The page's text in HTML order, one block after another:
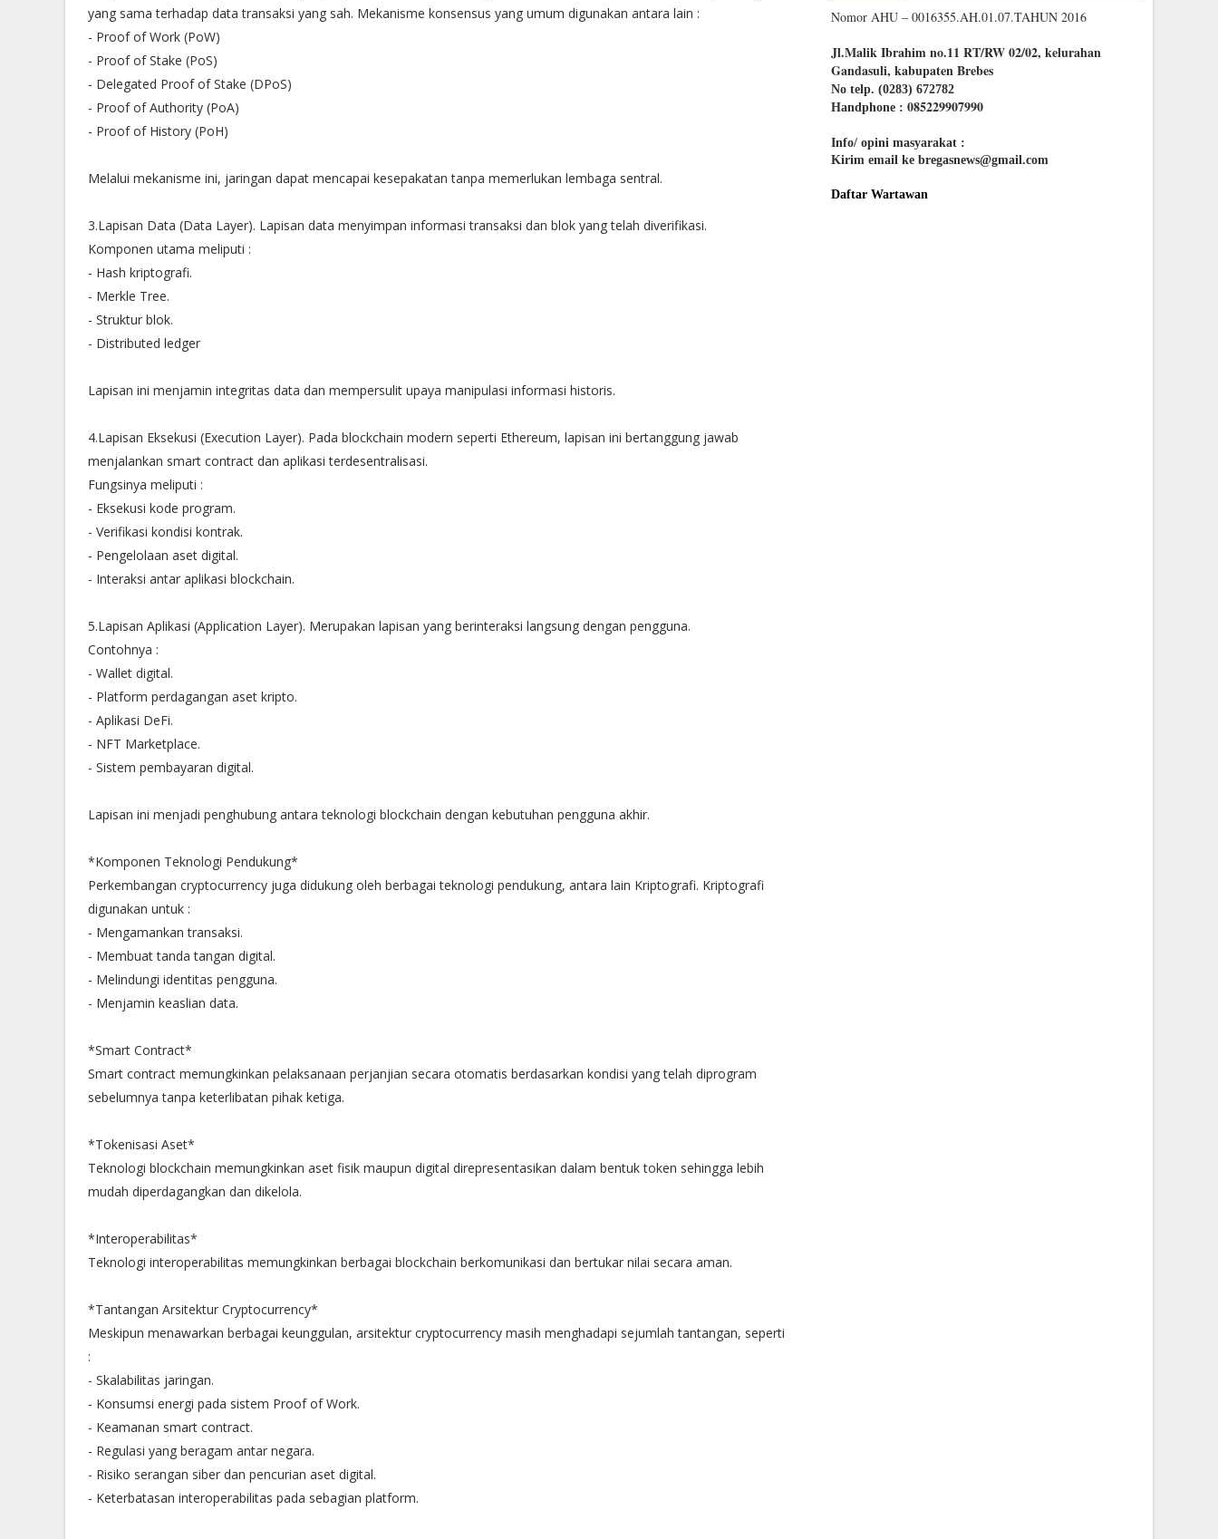
yang sama terhadap data transaksi yang sah. Mekanisme konsensus yang umum digunakan antara lain :
- Proof of Work (PoW)
- Proof of Stake (PoS)
- Delegated Proof of Stake (DPoS)
- Proof of Authority (PoA)
- Proof of History (PoH)
Melalui mekanisme ini, jaringan dapat mencapai kesepakatan tanpa memerlukan lembaga sentral.
3.Lapisan Data (Data Layer). Lapisan data menyimpan informasi transaksi dan blok yang telah diverifikasi.
Komponen utama meliputi :
- Hash kriptografi.
- Merkle Tree.
- Struktur blok.
- Distributed ledger
Lapisan ini menjamin integritas data dan mempersulit upaya manipulasi informasi historis.
4.Lapisan Eksekusi (Execution Layer). Pada blockchain modern seperti Ethereum, lapisan ini bertanggung jawab
menjalankan smart contract dan aplikasi terdesentralisasi.
Fungsinya meliputi :
- Eksekusi kode program.
- Verifikasi kondisi kontrak.
- Pengelolaan aset digital.
- Interaksi antar aplikasi blockchain.
5.Lapisan Aplikasi (Application Layer). Merupakan lapisan yang berinteraksi langsung dengan pengguna.
Contohnya :
- Wallet digital.
- Platform perdagangan aset kripto.
- Aplikasi DeFi.
- NFT Marketplace.
- Sistem pembayaran digital.
Lapisan ini menjadi penghubung antara teknologi blockchain dengan kebutuhan pengguna akhir.
*Komponen Teknologi Pendukung*
Perkembangan cryptocurrency juga didukung oleh berbagai teknologi pendukung, antara lain Kriptografi. Kriptografi
digunakan untuk :
- Mengamankan transaksi.
- Membuat tanda tangan digital.
- Melindungi identitas pengguna.
- Menjamin keaslian data.
*Smart Contract*
Smart contract memungkinkan pelaksanaan perjanjian secara otomatis berdasarkan kondisi yang telah diprogram
sebelumnya tanpa keterlibatan pihak ketiga.
*Tokenisasi Aset*
Teknologi blockchain memungkinkan aset fisik maupun digital direpresentasikan dalam bentuk token sehingga lebih
mudah diperdagangkan dan dikelola.
*Interoperabilitas*
Teknologi interoperabilitas memungkinkan berbagai blockchain berkomunikasi dan bertukar nilai secara aman.
*Tantangan Arsitektur Cryptocurrency*
Meskipun menawarkan berbagai keunggulan, arsitektur cryptocurrency masih menghadapi sejumlah tantangan, seperti
:
- Skalabilitas jaringan.
- Konsumsi energi pada sistem Proof of Work.
- Keamanan smart contract.
- Regulasi yang beragam antar negara.
- Risiko serangan siber dan pencurian aset digital.
- Keterbatasan interoperabilitas pada sebagian platform.
Nomor AHU – 0016355.AH.01.07.TAHUN 2016
Jl.Malik Ibrahim no.11 RT/RW 02/02, kelurahan
Gandasuli, kabupaten Brebes
No telp. (0283) 672782
Handphone : 085229907990
Info/ opini masyarakat :
Kirim email ke bregasnews@gmail.com
Daftar Wartawan